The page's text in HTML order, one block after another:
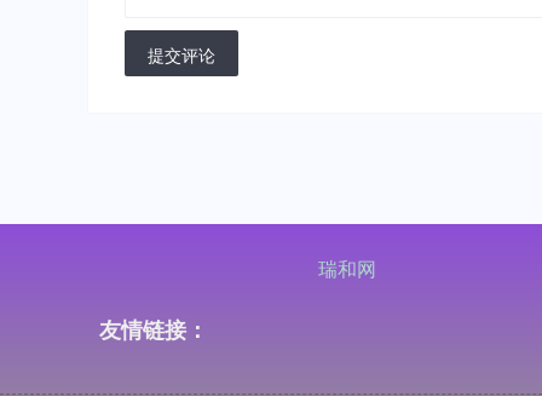
提交评论
瑞和网
友情链接：